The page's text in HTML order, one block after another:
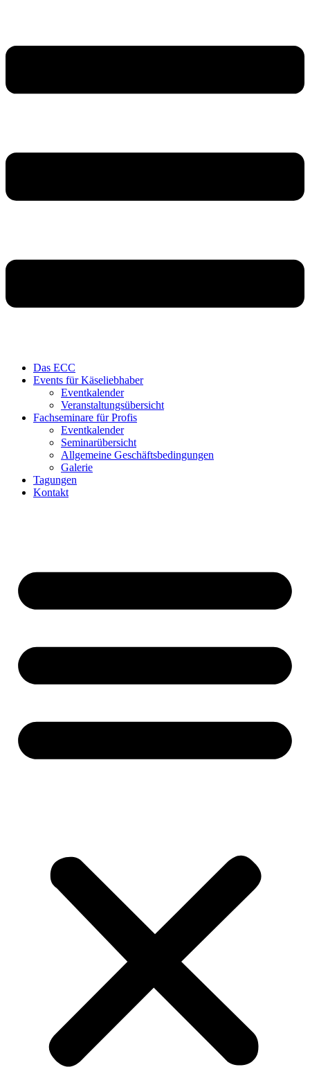
Das ECC
Events für Käseliebhaber
Eventkalender
Veranstaltungsübersicht
Fachseminare für Profis
Eventkalender
Seminarübersicht
Allgemeine Geschäftsbedingungen
Galerie
Tagungen
Kontakt